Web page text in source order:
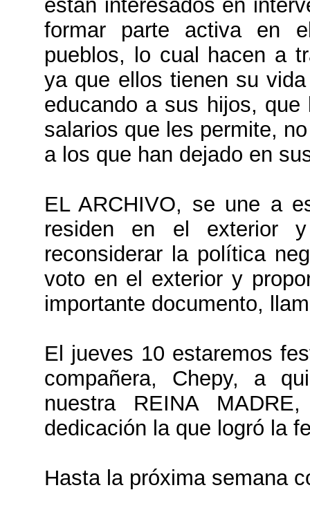
están interesados en
formar parte activa en
pueblos, lo cual hacen a
ya que ellos tienen su
educando a sus hijos,
salarios que les permite,
a los que han dejado en
EL ARCHIVO, se une a
residen en el exterior
reconsiderar la política
voto en el exterior y
importante documento,
El jueves 10 estaremos
compañera, Chepy, a
nuestra REINA
dedicación la que logró la
Hasta la próxima semana